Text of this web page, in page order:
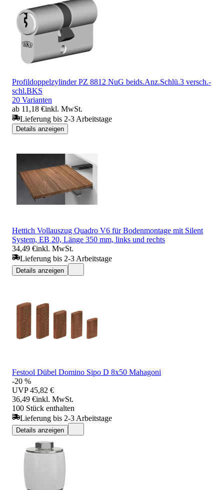
Profildoppelzylinder PZ 8812 NuG beids.Anz.Schlü.3 versch.-
schl.BKS
20 Varianten
ab 11,18 €inkl. MwSt.
Lieferung bis 2-3 Arbeitstage
Details anzeigen
Hettich Vollauszug Quadro V6 für Bodenmontage mit Silent
System, EB 20, Länge 350 mm, links und rechts
34,49 €inkl. MwSt.
Lieferung bis 2-3 Arbeitstage
Details anzeigen
Festool Dübel Domino Sipo D 8x50 Mahagoni
-20 %
UVP 45,82 €
36,49 €inkl. MwSt.
100 Stück enthalten
Lieferung bis 2-3 Arbeitstage
Details anzeigen